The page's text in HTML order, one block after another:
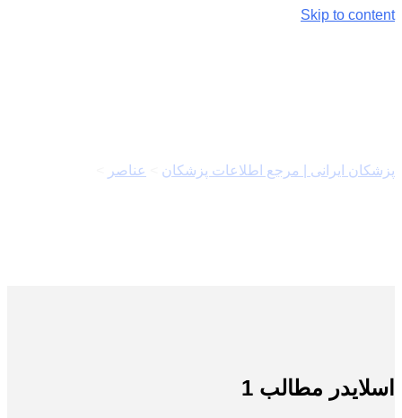
Skip to content
پزشکان ایرانی | مرجع اطلاعات پزشکان عناصر
اسلایدر مطالب 1